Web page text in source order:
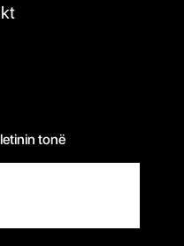
tonë